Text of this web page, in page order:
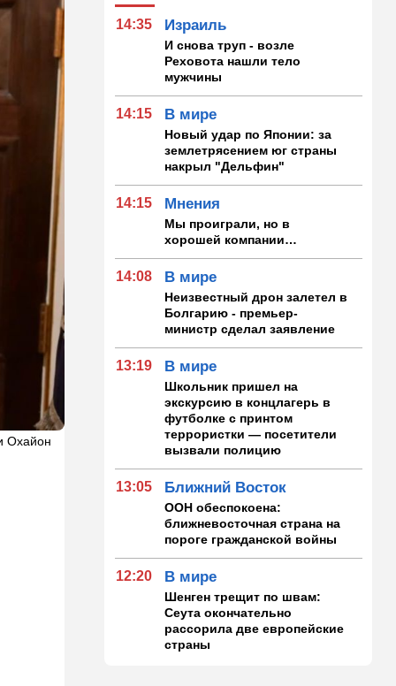
Охайон
14:35 Израиль
И снова труп - возле
Реховота нашли тело
мужчины
14:15 В мире
Новый удар по Японии: за
землетрясением юг страны
накрыл "Дельфин"
14:15 Мнения
Мы проиграли, но в
хорошей компании…
14:08 В мире
Неизвестный дрон залетел в
Болгарию - премьер-
министр сделал заявление
13:19 В мире
Школьник пришел на
экскурсию в концлагерь в
футболке с принтом
террористки — посетители
вызвали полицию
13:05 Ближний Восток
ООН обеспокоена:
ближневосточная страна на
пороге гражданской войны
12:20 В мире
Шенген трещит по швам:
Сеута окончательно
рассорила две европейские
страны